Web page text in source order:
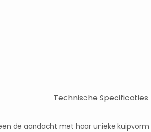
Technische Specificaties
de aandacht met haar unieke